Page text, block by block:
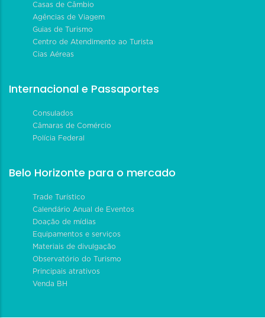
Casas de Câmbio
Agências de Viagem
Guias de Turismo
Centro de Atendimento ao Turista
Cias Aéreas
Internacional e Passaportes
Consulados
Câmaras de Comércio
Polícia Federal
Belo Horizonte para o mercado
Trade Turístico
Calendário Anual de Eventos
Doação de mídias
Equipamentos e serviços
Materiais de divulgação
Observatório do Turismo
Principais atrativos
Venda BH